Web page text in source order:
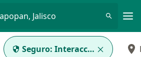
Jalisco
Seguro: Interacciones